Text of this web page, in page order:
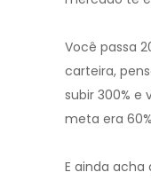
Você passa
carteira,
subir 300% e
meta era
E ainda acha